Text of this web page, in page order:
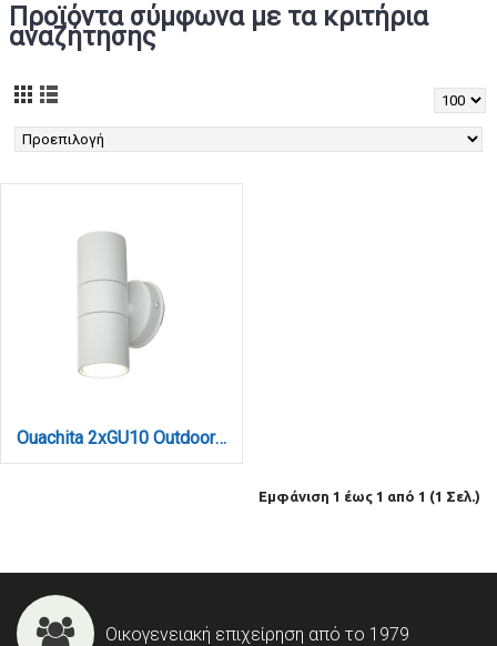
Προϊόντα σύμφωνα με τα κριτήρια
αναζήτησης
Ouachita 2xGU10 Outdoor Up-Down Wall Lamp White D:15.2cmx11.3cm (80200624)
Εμφάνιση 1 έως 1 από 1 (1 Σελ.)
Οικογενειακή επιχείρηση από το 1979